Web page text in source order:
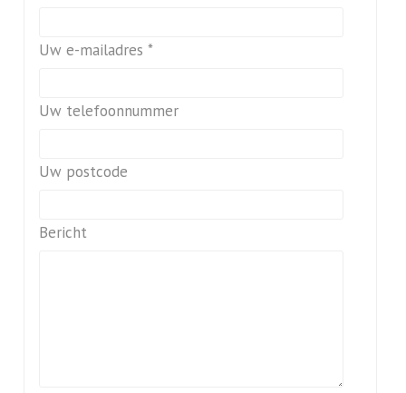
Uw e-mailadres *
Uw telefoonnummer
Uw postcode
Bericht